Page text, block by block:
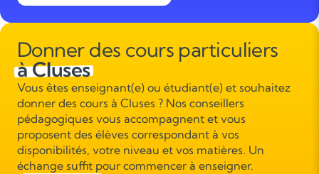
Donner des cours particuliers
à Cluses
Vous êtes enseignant(e) ou étudiant(e) et souhaitez
donner des cours à Cluses ? Nos conseillers
pédagogiques vous accompagnent et vous
proposent des élèves correspondant à vos
disponibilités, votre niveau et vos matières. Un
échange suffit pour commencer à enseigner.